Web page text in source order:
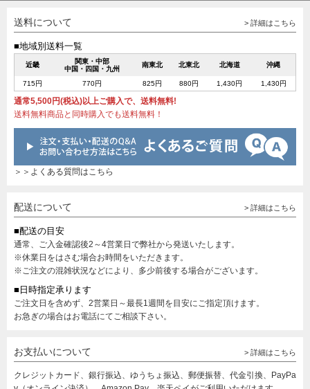
送料について > 詳細はこちら
■地域別送料一覧
近畿
関東・中部
中国・四国・九州
南東北 北東北 北海道 沖縄
715円 770円 825円 880円 1,430円 1,430円
通常5,500円(税込)以上ご購入で、送料無料!
送料無料商品と同時購入でも送料無料！
＞＞よくある質問はこちら
配送について > 詳細はこちら
■配送の目安
通常、ご入金確認後2～4営業日で弊社から発送いたします。
※休業日をはさむ場合お時間をいただきます。
※ご注文の混雑状況などにより、多少前後する場合がございます。
■日時指定承ります
ご注文日を含めず、2営業日～最長1週間を目安にご指定頂けます。
お急ぎの場合はお電話にてご相談下さい。
お支払いについて > 詳細はこちら
クレジットカード、銀行振込、ゆうちょ振込、郵便振替、代金引換、PayPa